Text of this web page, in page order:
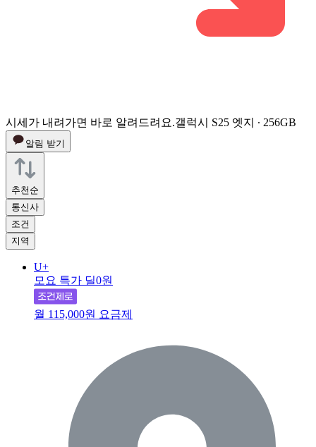
시세가 내려가면 바로 알려드려요.갤럭시 S25 엣지 ∙ 256GB
알림 받기
추천순
통신사
조건
지역
U+
모요 특가 딜0원
월 115,000원 요금제